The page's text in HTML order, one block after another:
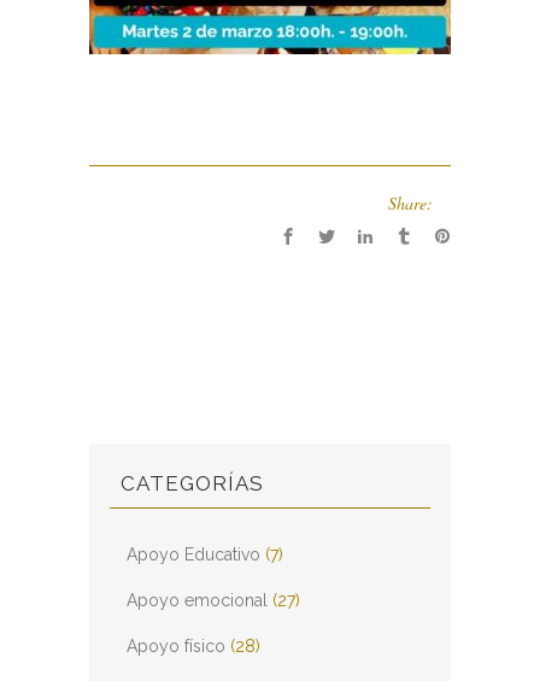
Share:
CATEGORÍAS
Apoyo Educativo (7)
Apoyo emocional (27)
Apoyo físico (28)